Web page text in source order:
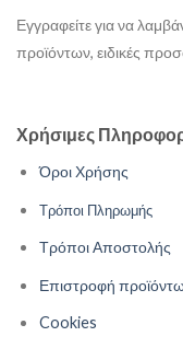
Χρήσιμες
Όροι Χρήσης
Τρόποι Πληρωμής
Τρόποι Αποστολής
Επιστροφή
Cookies
Εγγραφείτε για να
προϊόντων, ειδικές